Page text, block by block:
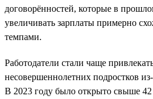
договорённостей, которые в
увеличивать зарплаты примерно
темпами.
Работодатели стали чаще
несовершеннолетних подростков
В 2023 году было открыто свыше